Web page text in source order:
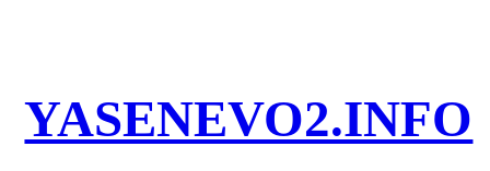
YASENEVO2.INFO